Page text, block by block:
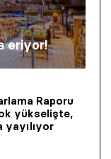
eriyor!
Raporu
yükselişte,
yayılıyor